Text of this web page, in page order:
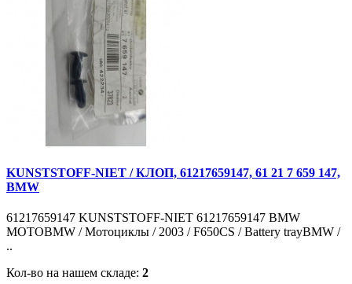
KUNSTSTOFF-NIET / КЛОП, 61217659147, 61 21 7 659 147,
BMW
61217659147 KUNSTSTOFF-NIET 61217659147 BMW
MOTOBMW / Мотоциклы / 2003 / F650CS / Battery trayBMW /
..
Кол-во на нашем складе: 2